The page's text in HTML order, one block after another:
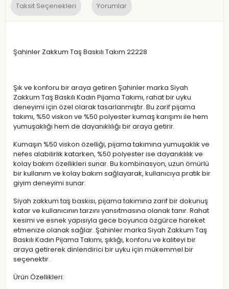
Taksit Seçenekleri Yorumlar
Şahinler Zakkum Taş Baskılı Takım 22228
Şık ve konforu bir araya getiren Şahinler marka Siyah
Zakkum Taş Baskılı Kadın Pijama Takımı, rahat bir uyku
deneyimi için özel olarak tasarlanmıştır. Bu zarif pijama
takımı, %50 viskon ve %50 polyester kumaş karışımı ile hem
yumuşaklığı hem de dayanıklılığı bir araya getirir.
Kumaşın %50 viskon özelliği, pijama takımına yumuşaklık ve
nefes alabilirlik katarken, %50 polyester ise dayanıklılık ve
kolay bakım özellikleri sunar. Bu kombinasyon, uzun ömürlü
bir kullanım ve kolay bakım sağlayarak, kullanıcıya pratik bir
giyim deneyimi sunar.
Siyah zakkum taş baskısı, pijama takımına zarif bir dokunuş
katar ve kullanıcının tarzını yansıtmasına olanak tanır. Rahat
kesimi ve esnek yapısıyla gece boyunca özgürce hareket
etmenize olanak sağlar. Şahinler marka Siyah Zakkum Taş
Baskılı Kadın Pijama Takımı, şıklığı, konforu ve kaliteyi bir
araya getirerek dinlendirici bir uyku için mükemmel bir
seçenektir.
Ürün Özellikleri: